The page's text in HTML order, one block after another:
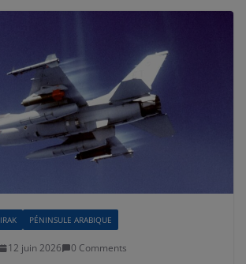
IRAK PÉNINSULE ARABIQUE
12 juin 2026 0 Comments